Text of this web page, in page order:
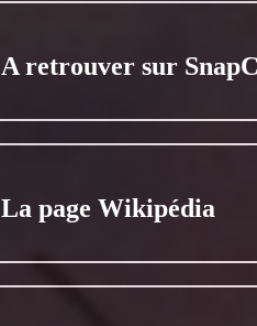
A retrouver sur
La page Wikipédia